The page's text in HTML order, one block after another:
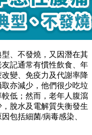
、不發燒，又因潛在其
記通常有慣性飲食、年
變、免疫力及代謝率降
亦減少，他們很少吃垃
低；然而，老年人腹瀉
脫水及電解質失衡發生
包括細菌/病毒感染、